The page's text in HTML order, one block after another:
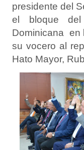
presidente del
el bloque
Dominicana en
su vocero al
Hato Mayor,